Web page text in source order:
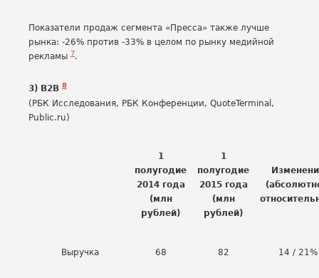
Показатели продаж сегмента «Пресса» также лучше
рынка: -26% против -33% в целом по рынку медийной
рекламы 7.
3) B2B 8
(РБК Исследования, РБК Конференции, QuoteTerminal,
Public.ru)
1
полугодие
2014 года
(млн
рублей)
1
полугодие
2015 года
(млн
рублей)
Выручка 68 82 14 / 21%